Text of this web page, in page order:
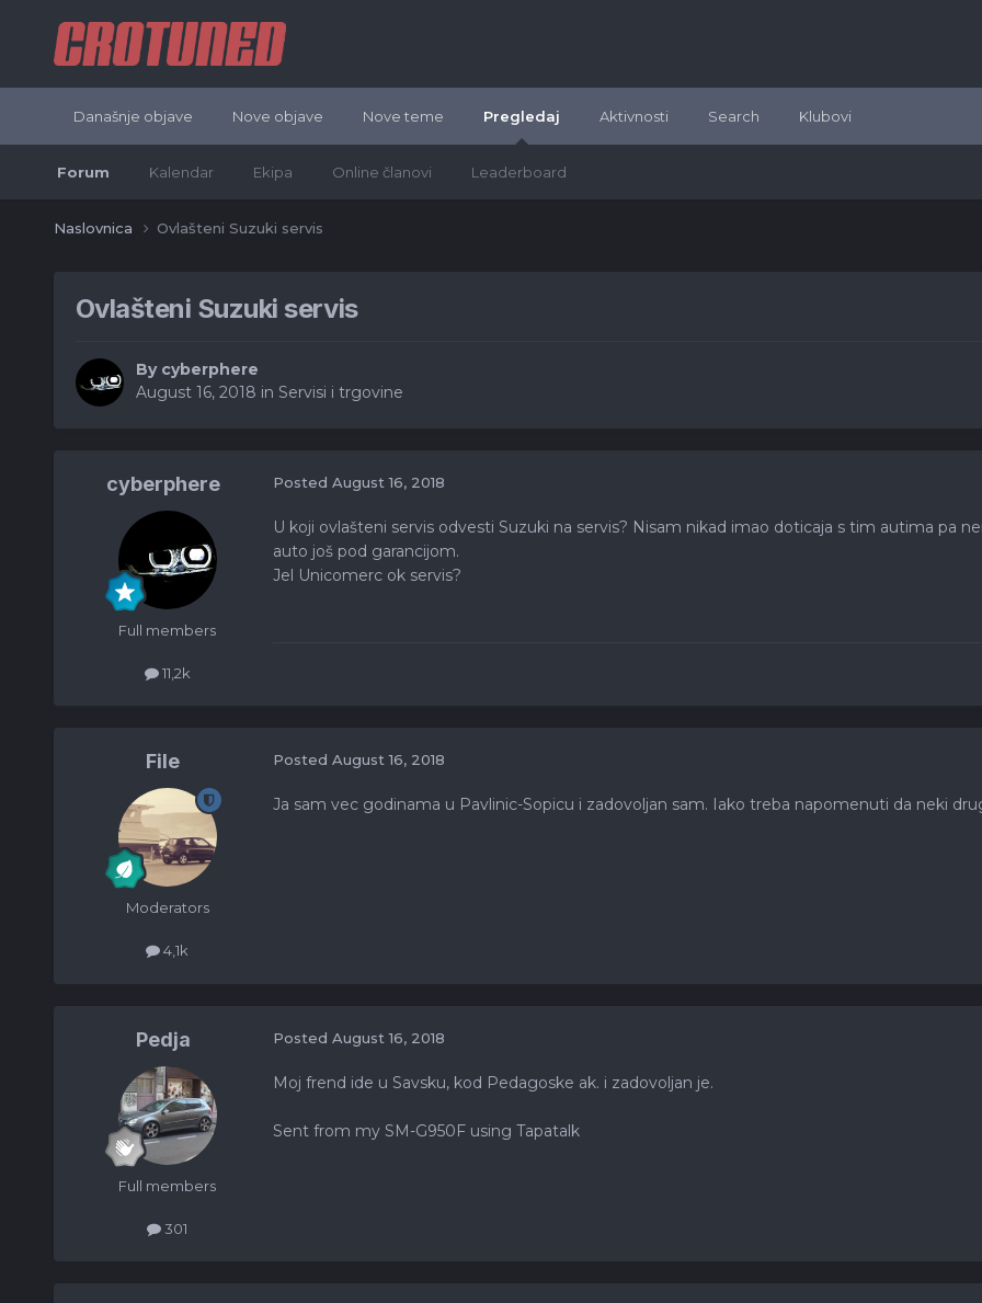
Današnje objave Nove objave Nove teme Pregledaj
Forum Kalendar Ekipa Online članovi Leaderboard
Aktivnosti Search Klubovi
Naslovnica Ovlašteni Suzuki servis
Ovlašteni Suzuki servis
By cyberphere
August 16, 2018 in Servisi i trgovine
cyberphere
Full members
11,2k
Posted August 16, 2018
U koji ovlašteni servis odvesti Suzuki na servis? Nisam nikad imao doticaja s tim autima pa
auto još pod garancijom.
Jel Unicomerc ok servis?
File
Moderators
4,1k
Posted August 16, 2018
Ja sam vec godinama u Pavlinic-Sopicu i zadovoljan sam. Iako treba napomenuti da neki
Pedja
Full members
301
Posted August 16, 2018
Moj frend ide u Savsku, kod Pedagoske ak. i zadovoljan je.
Sent from my SM-G950F using Tapatalk